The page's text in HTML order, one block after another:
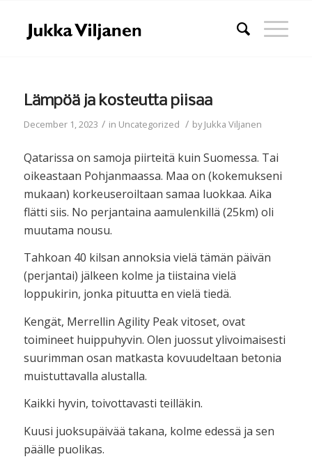
Lämpöä ja kosteutta piisaa
December 1, 2023 / in Uncategorized / byJukka Viljanen
Qatarissa on samoja piirteitä kuin Suomessa. Tai
oikeastaan Pohjanmaassa. Maa on (kokemukseni
mukaan) korkeuseroiltaan samaa luokkaa. Aika
flätti siis. No perjantaina aamulenkillä (25km) oli
muutama nousu.
Tahkoan 40 kilsan annoksia vielä tämän päivän
(perjantai) jälkeen kolme ja tiistaina vielä
loppukirin, jonka pituutta en vielä tiedä.
Kengät, Merrellin Agility Peak vitoset, ovat
toimineet huippuhyvin. Olen juossut ylivoimaisesti
suurimman osan matkasta kovuudeltaan betonia
muistuttavalla alustalla.
Kaikki hyvin, toivottavasti teilläkin.
Kuusi juoksupäivää takana, kolme edessä ja sen
päälle puolikas.